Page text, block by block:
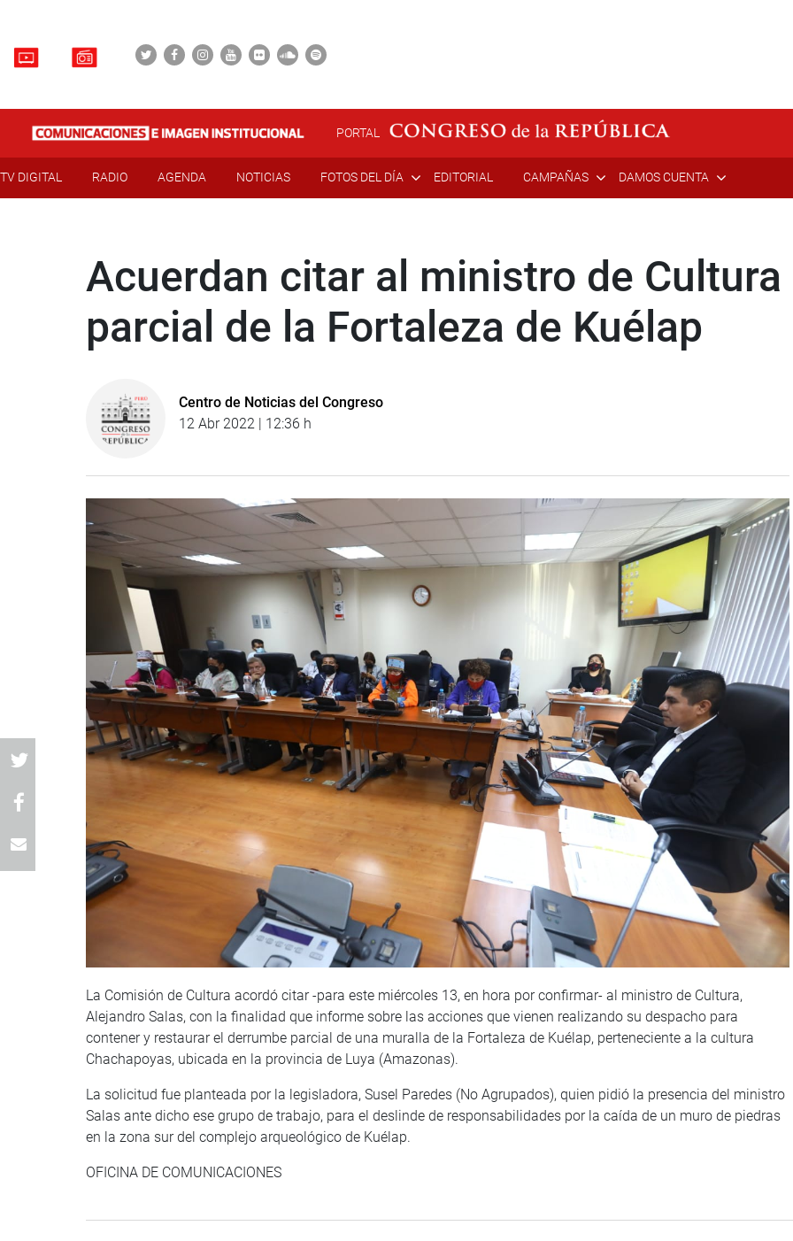
PORTAL
TV DIGITAL RADIO AGENDA NOTICIAS FOTOS DEL DÍA EDITORIAL CAMPAÑAS DAMOS CUENTA
Acuerdan citar al ministro de
parcial de la Fortaleza de Kuélap
Centro de Noticias del Congreso
12 Abr 2022 | 12:36 h
La Comisión de Cultura acordó citar -para este miércoles 13, en hora por confirmar- al ministro de Cultura,
Alejandro Salas, con la finalidad que informe sobre las acciones que vienen realizando su despacho para
contener y restaurar el derrumbe parcial de una muralla de la Fortaleza de Kuélap, perteneciente a la cultura
Chachapoyas, ubicada en la provincia de Luya (Amazonas).
La solicitud fue planteada por la legisladora, Susel Paredes (No Agrupados), quien pidió la presencia del ministro
Salas ante dicho ese grupo de trabajo, para el deslinde de responsabilidades por la caída de un muro de piedras
en la zona sur del complejo arqueológico de Kuélap.
OFICINA DE COMUNICACIONES